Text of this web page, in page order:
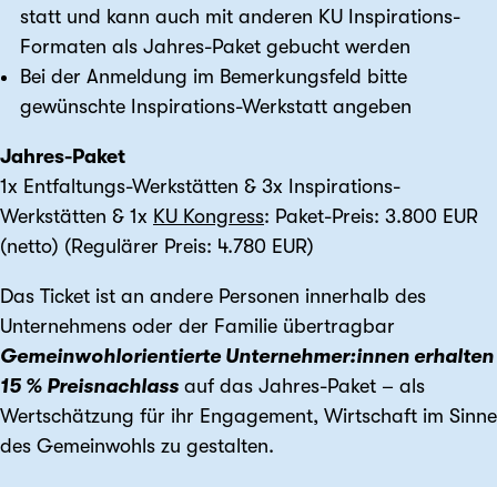
statt und kann auch mit anderen KU Inspirations-
Formaten als Jahres-Paket gebucht werden
Bei der Anmeldung im Bemerkungsfeld bitte
gewünschte Inspirations-Werkstatt angeben
Jahres-Paket
1x Entfaltungs-Werkstätten & 3x Inspirations-
Werkstätten & 1x KU Kongress: Paket-Preis: 3.800 EUR
(netto) (Regulärer Preis: 4.780 EUR)
Das Ticket ist an andere Personen innerhalb des
Unternehmens oder der Familie übertragbar
Gemeinwohlorientierte Unternehmer:innen erhalten
15 % Preisnachlass auf das Jahres-Paket – als
Wertschätzung für ihr Engagement, Wirtschaft im Sinne
des Gemeinwohls zu gestalten.